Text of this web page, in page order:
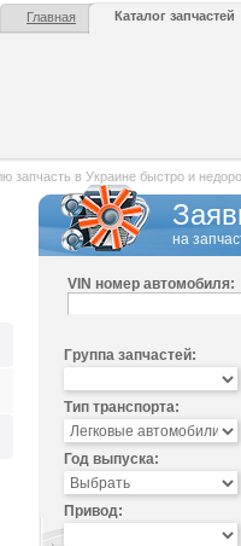
Главная Каталог запчастей
запчасть в Украине быстро и
на
VIN номер автомобиля:
Группа запчастей:
Тип транспорта:
Год выпуска:
Привод: